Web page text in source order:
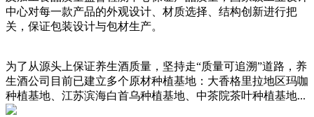
中心对每一款产品的外观设计、材质选择、结构创新进行把
关，保证包装设计与包材生产。
为了从源头上保证养生酒质量，坚持走“质量可追溯”道路，养
生酒公司目前已建立多个原材种植基地：大香格里拉地区玛咖
种植基地、江苏滨海白首乌种植基地、中茶院茶叶种植基地...